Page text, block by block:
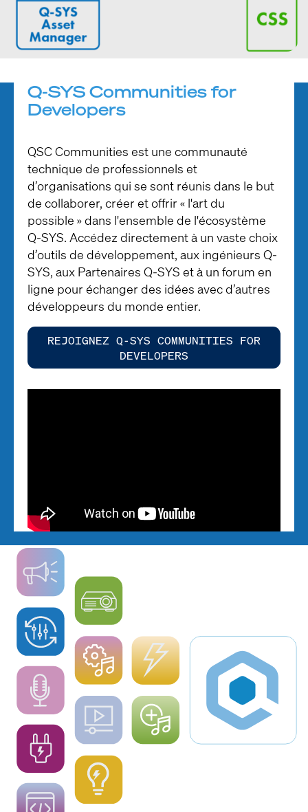
Q-SYS Communities for
Developers
QSC Communities est une communauté
technique de professionnels et
d’organisations qui se sont réunis dans le but
de collaborer, créer et offrir « l'art du
possible » dans l'ensemble de l'écosystème
Q-SYS. Accédez directement à un vaste choix
d’outils de développement, aux ingénieurs Q-
SYS, aux Partenaires Q-SYS et à un forum en
ligne pour échanger des idées avec d’autres
développeurs du monde entier.
REJOIGNEZ Q-SYS COMMUNITIES FOR
DEVELOPERS